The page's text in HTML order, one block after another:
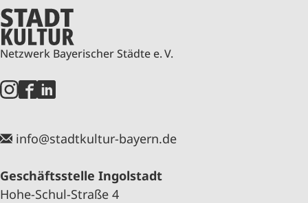
Netzwerk Bayerischer Städte e. V.
info@stadtkultur-bayern.de
Geschäftsstelle Ingolstadt
Hohe-Schul-Straße 4